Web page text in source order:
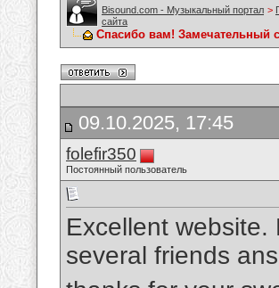
Bisound.com - Музыкальный портал >
сайта
Спасибо вам! Замечательный
09.10.2025, 17:45
folefir350
Постоянный пользователь
Excellent website.
several friends